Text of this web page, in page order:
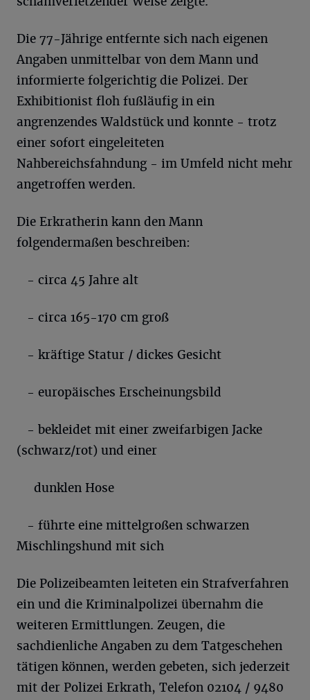
Die 77-Jährige entfernte sich nach eigenen
Angaben unmittelbar von dem Mann und
informierte folgerichtig die Polizei. Der
Exhibitionist floh fußläufig in ein
angrenzendes Waldstück und konnte - trotz
einer sofort eingeleiteten
Nahbereichsfahndung - im Umfeld nicht mehr
angetroffen werden.
Die Erkratherin kann den Mann
folgendermaßen beschreiben:
- circa 45 Jahre alt
- circa 165-170 cm groß
- kräftige Statur / dickes Gesicht
- europäisches Erscheinungsbild
- bekleidet mit einer zweifarbigen Jacke
(schwarz/rot) und einer
dunklen Hose
- führte eine mittelgroßen schwarzen
Mischlingshund mit sich
Die Polizeibeamten leiteten ein Strafverfahren
ein und die Kriminalpolizei übernahm die
weiteren Ermittlungen. Zeugen, die
sachdienliche Angaben zu dem Tatgeschehen
tätigen können, werden gebeten, sich jederzeit
mit der Polizei Erkrath, Telefon 02104 / 9480